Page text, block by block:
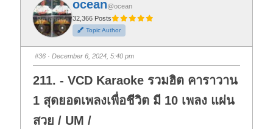
o
r
t
h
u
m
d
o
n
.
o
r
t
h
u
m
u
p
ocean@ocean
32,366 Posts
Topic Author
#36 · December 6, 2024, 5:40 pm
211. - VCD Karaoke รวมฮิต คาราวาน
1 สุดยอดเพลงเพื่อชีวิต มี 10 เพลง แผ่น
สวย / UM /